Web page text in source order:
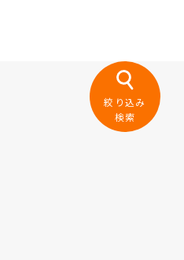
絞り込み
検索